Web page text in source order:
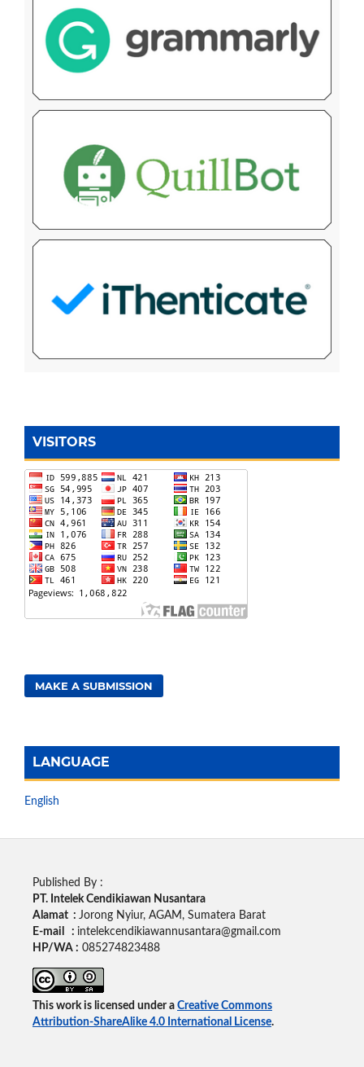
VISITORS
MAKE A SUBMISSION
LANGUAGE
English
Published By :
PT. Intelek Cendikiawan Nusantara
Alamat : Jorong Nyiur, AGAM, Sumatera Barat
E-mail : intelekcendikiawannusantara@gmail.com
HP/WA : 085274823488
This work is licensed under a Creative Commons
Attribution-ShareAlike 4.0 International License.